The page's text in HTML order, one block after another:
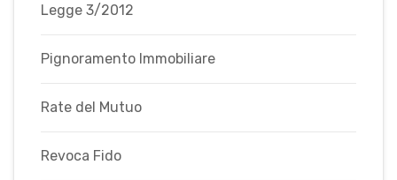
Legge 3/2012
Pignoramento Immobiliare
Rate del Mutuo
Revoca Fido